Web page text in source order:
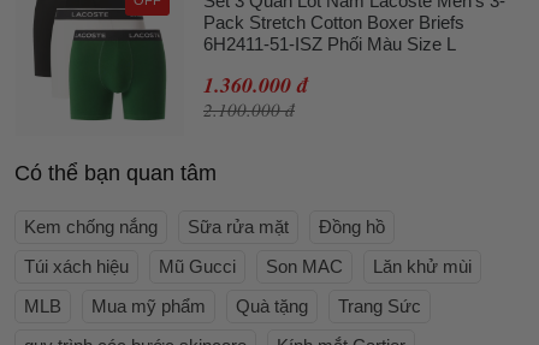
Pack Stretch Cotton Boxer Briefs
6H2411-51-ISZ Phối Màu Size L
1.360.000 đ
2.100.000 đ
Có thể bạn quan tâm
Kem chống nắng Sữa rửa mặt
Đồng hồ
Túi xách hiệu
Mũ Gucci Son MAC
Lăn khử mùi
MLB
Mua mỹ phẩm Quà tặng
Trang Sức